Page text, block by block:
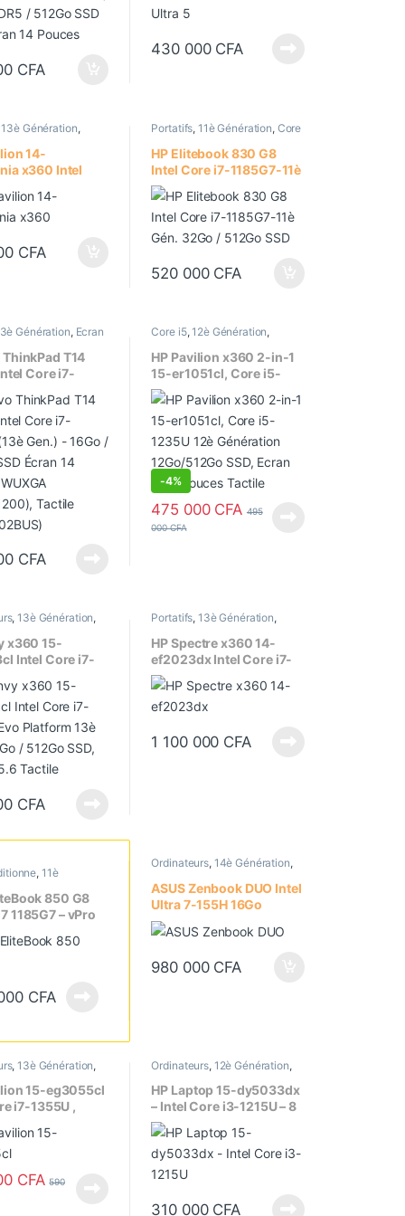
CFA
430 000 CFA
13è Génération,
tactile,
Intel14-
x360 Intel
(13è
16Go DDR4 /
Ecran 14
CFA
Portatifs, 11è Génération, Core
tactile,Ordinateurs,
Processeur Intel
HP Elitebook 830 G8
Intel Core i7-1185G7-11è
Gén. 32Go / 512Go SSD,
Écran 13.3 Pouces
Tactile
520 000 CFA
Génération, Ecran
Processeur Intel
T14
Core i7-
Gen.) – 16Go
Écran 14
Tactile
CFA
Core i5,12è Génération,
Ecran tactile,Ordinateurs,
Portatifs ,Processeur Intel
HP Pavilion x360 2-in-1
15-er1051cl, Core i5-
1235U 12è Génération
12Go/512Go SSD, Ecran
15.6 Pouces Tactile
-4%
475 000 CFA 495
000CFA
,13è Génération,
tactile,Portatifs
Intel
x360 15-
Intel Core i7-
Platform 13è
/ 512Go SSD,
Tactile
CFA
Portatifs, 13è Génération,
14",Ecran tactile,Ordinateurs
Processeur Intel
HP Spectre x360 14-
ef2023dx Intel Core i7-
1355U-13è Gen.
16Go/1To SSD NVMe,
Ecran 13.5 Pouces 3K2K
1 100 000 CFA
, 11è
,Ecran 15.6",
,Ordinateurs,
850 G8
1185G7 – vPro
16
/ 512 Go
15.6
CFA
Ordinateurs, 14è Génération,
14", Ecran tactile,Portatifs,
Processeur Intel,Sur
Commande
ASUS Zenbook DUO Intel
Ultra 7-155H 16Go
LPDDR5X / 1To SSD PCIe
Gen4 M.2 SSD – Double
14 pouces- UX8406MA
980 000 CFA
,13è Génération,
Ecran 15.6"
Graphique
,Processeur
15-eg3055cl
i7-1355U ,
SSD, NVIDIA
MX550 2Go,
Pouces tactile
CFA 590
Ordinateurs, 12è Génération,
Ecran 15.6"
tactile,Portatifs
HP Laptop 15-dy5033dx
– Intel Core i3-1215U – 8
Go DDR4 /256 Go PCIe
NVMe M.2 SSD – Ecran
15.6, Tactile
310 000 CFA